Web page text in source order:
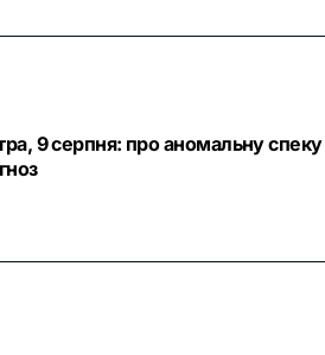
9 серпня: про аномальну спеку